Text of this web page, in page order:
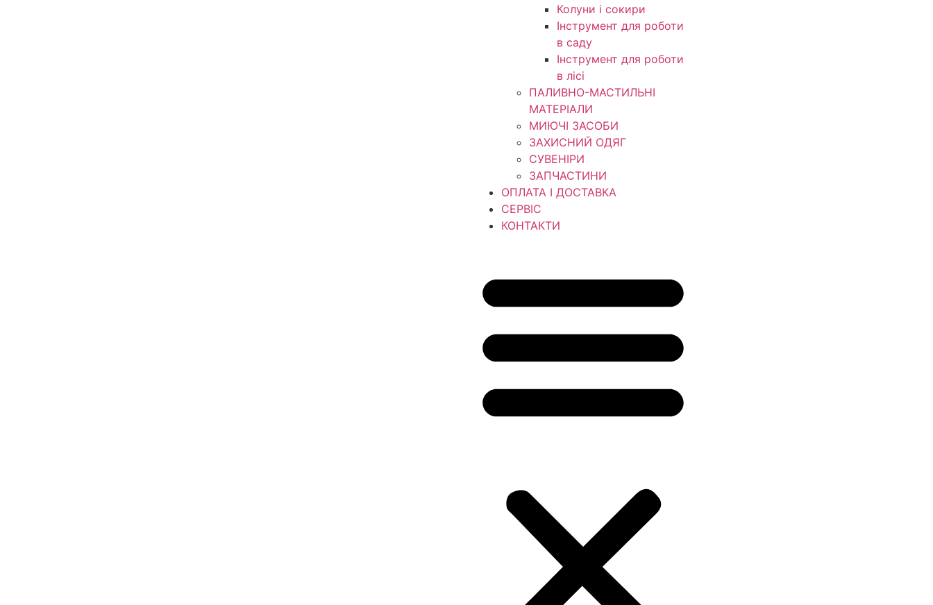
Колуни і сокири
Інструмент для роботи
в саду
Інструмент для роботи
в лісі
ПАЛИВНО-МАСТИЛЬНІ
МАТЕРІАЛИ
МИЮЧІ ЗАСОБИ
ЗАХИСНИЙ ОДЯГ
СУВЕНІРИ
ЗАПЧАСТИНИ
ОПЛАТА І ДОСТАВКА
СЕРВІС
КОНТАКТИ